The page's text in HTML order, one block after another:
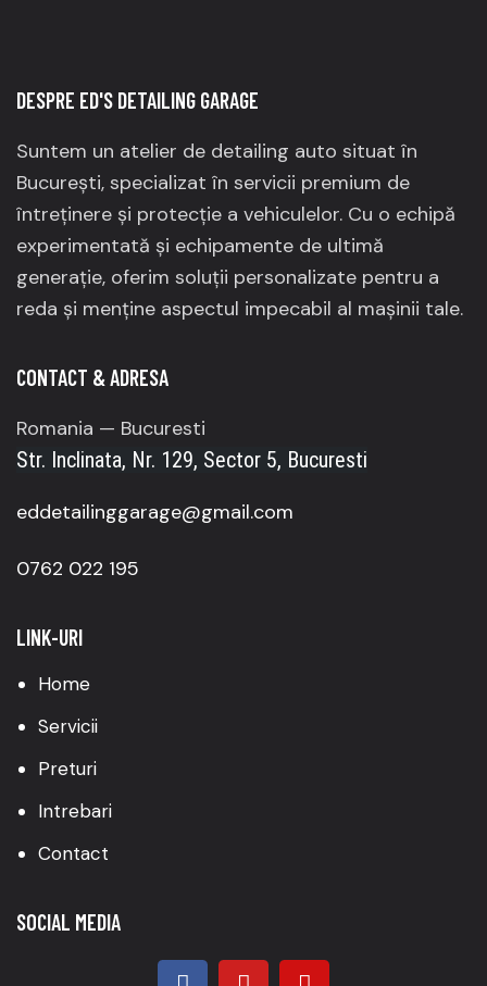
DESPRE ED'S DETAILING GARAGE
Suntem un atelier de detailing auto situat în
București, specializat în servicii premium de
întreținere și protecție a vehiculelor. Cu o echipă
experimentată și echipamente de ultimă
generație, oferim soluții personalizate pentru a
reda și menține aspectul impecabil al mașinii tale.
CONTACT & ADRESA
Romania — Bucuresti
Str. Inclinata, Nr. 129, Sector 5, Bucuresti
eddetailinggarage@gmail.com
0762 022 195
LINK-URI
Home
Servicii
Preturi
Intrebari
Contact
SOCIAL MEDIA